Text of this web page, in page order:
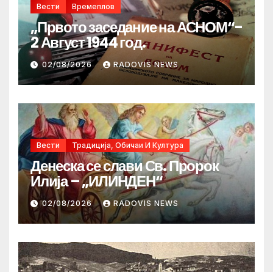
Вести Времеплов
„Првото заседание на АСНОМ“-
2 Август 1944 год.
02/08/2026 RADOVIS NEWS
Вести Традиција, Обичаи И Култура
Денеска се слави Св. Пророк
Илија – „ИЛИНДЕН“
02/08/2026 RADOVIS NEWS